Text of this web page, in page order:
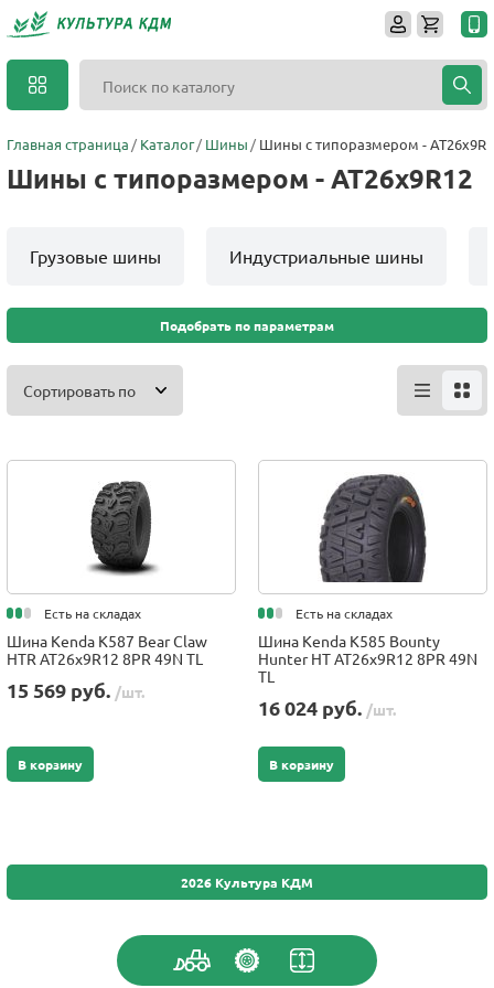
Главная страница Каталог Шины Шины с типоразмером -
Шины с типоразмером - AT26x9R12
Грузовые шины Индустриальные шины
Подобрать по параметрам
Сортировать по
Есть на складах
Шина Kenda K587 Bear Claw
HTR AT26x9R12 8PR 49N TL
15 569 руб. /шт.
В корзину
Есть на складах
Шина Kenda K585 Bounty
Hunter HT AT26x9R12 8PR 49N
TL
16 024 руб. /шт.
В корзину
2026 Культура КДМ